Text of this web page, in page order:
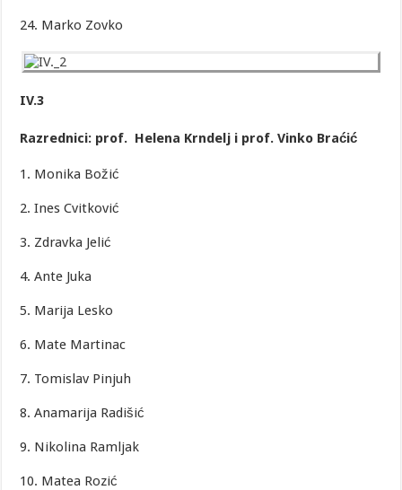
24. Marko Zovko
IV.3
Razrednici: prof. Helena Krndelj i prof. Vinko Braćić
1. Monika Božić
2. Ines Cvitković
3. Zdravka Jelić
4. Ante Juka
5. Marija Lesko
6. Mate Martinac
7. Tomislav Pinjuh
8. Anamarija Radišić
9. Nikolina Ramljak
10. Matea Rozić